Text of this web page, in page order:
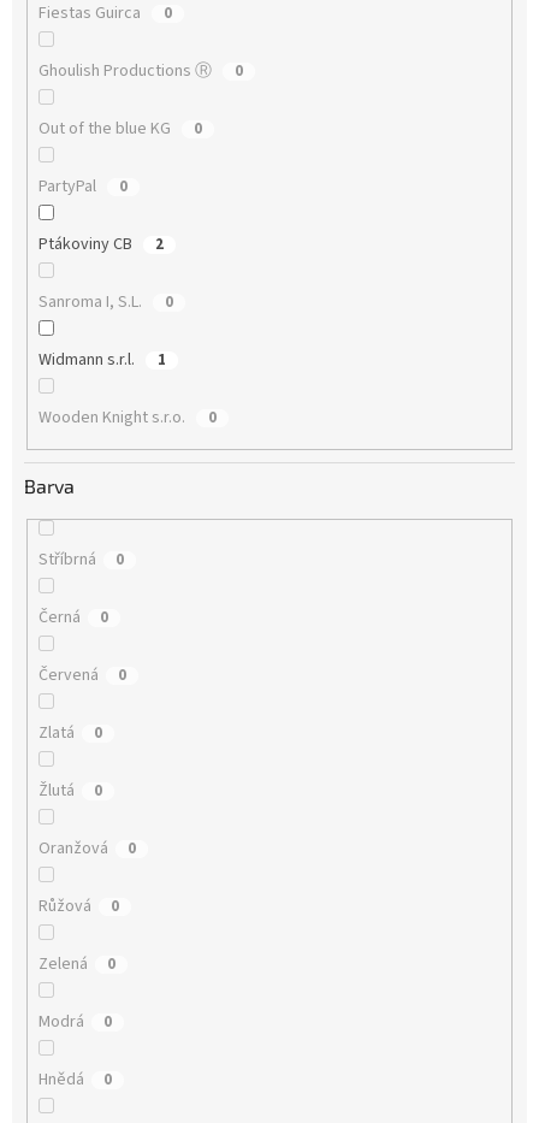
Fiestas Guirca 0
Ghoulish Productions Ⓡ 0
Out of the blue KG 0
PartyPal 0
Ptákoviny CB 2
Sanroma I, S.L. 0
Widmann s.r.l. 1
Wooden Knight s.r.o. 0
Barva
Stříbrná 0
Černá 0
Červená 0
Zlatá 0
Žlutá 0
Oranžová 0
Růžová 0
Zelená 0
Modrá 0
Hnědá 0